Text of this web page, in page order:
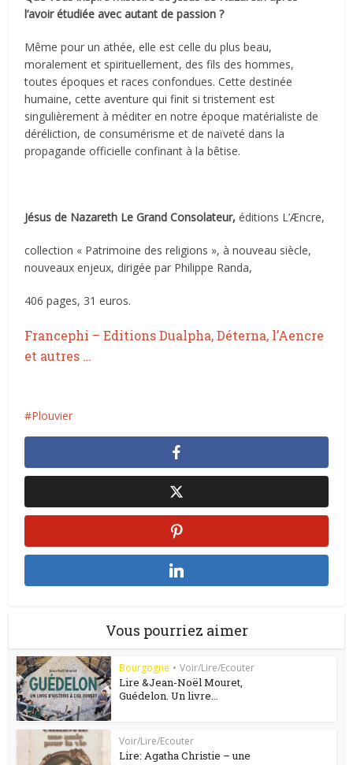
l’avoir étudiée avec autant de passion ?
Même pour un athée, elle est celle du plus beau,
moralement et spirituellement, des fils des hommes,
toutes époques et races confondues. Cette destinée
humaine, cette aventure qui finit si tristement est
singulièrement à méditer en notre époque matérialiste de
déréliction, de consumérisme et de naïveté dans la
propagande officielle confinant à la bêtise.
Jésus de Nazareth Le Grand Consolateur,éditions L’Æncre,
collection « Patrimoine des religions », à nouveau siècle,
nouveaux enjeux, dirigée par Philippe Randa,
406 pages, 31 euros.
Francephi – Editions Dualpha, Déterna, l’Aencre
et autres …
Plouvier
Vous pourriez aimer
Bourgogne • Voir/Lire/Ecouter
Lire &Jean-Noël Mouret,
Guédelon. Un livre...
Voir/Lire/Ecouter
Lire: Agatha Christie – une